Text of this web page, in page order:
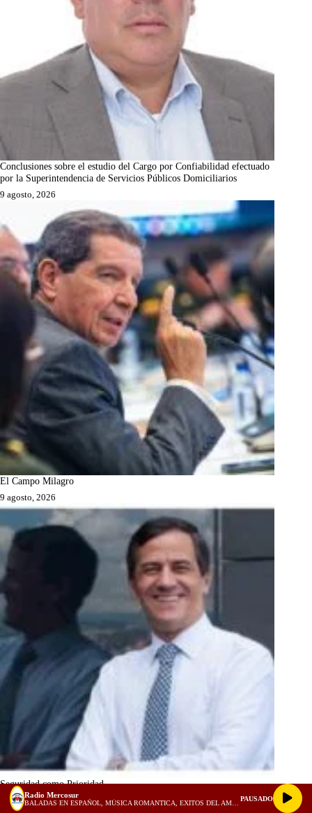
Conclusiones sobre el estudio del Cargo por Confiabilidad efectuado
por la Superintendencia de Servicios Públicos Domiciliarios
9 agosto, 2026
El Campo Milagro
9 agosto, 2026
Seguridad como Prioridad
9 agosto, 2026
Radio Mercosur
BALADAS EN ESPAÑOL, MÚSICA ROMANTICA, EXITOS DEL AMOR, 1980, 1990, 2000 - 1 HORA PARA ENAMORADOS! (128 kbps)
PAUSADO